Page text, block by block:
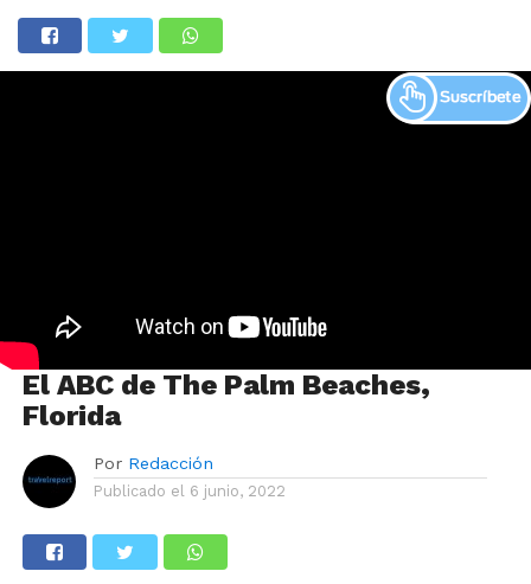
El ABC de The Palm Beaches,
Florida
Por Redacción
Publicado el 6 junio, 2022